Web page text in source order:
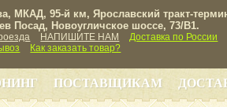
МКАД, 95-й км, Ярославский тракт-
Посад, Новоугличское шоссе, 73/B1.
НАПИШИТЕ НАМ
Доставка по России
Как заказать товар?
ПОСТАВЩИКАМ